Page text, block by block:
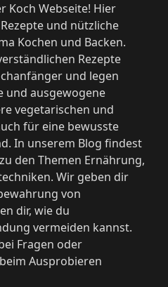
Koch Webseite! Hier
und nützliche
Kochen und Backen.
Rezepte
und legen
und ausgewogene
vegetarischen und
für eine bewusste
In unserem Blog findest
den Themen Ernährung,
Wir geben dir
von
dir, wie du
vermeiden kannst.
Fragen oder
Ausprobieren